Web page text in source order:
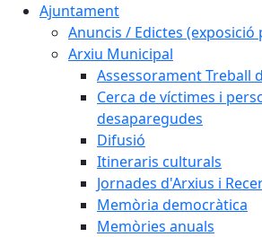
Ajuntament
Anuncis / Edictes (exposició
Arxiu Municipal
Assessorament Treball
Cerca de víctimes i
desaparegudes
Difusió
Itineraris culturals
Jornades d'Arxius i
Memòria democràtica
Memòries anuals